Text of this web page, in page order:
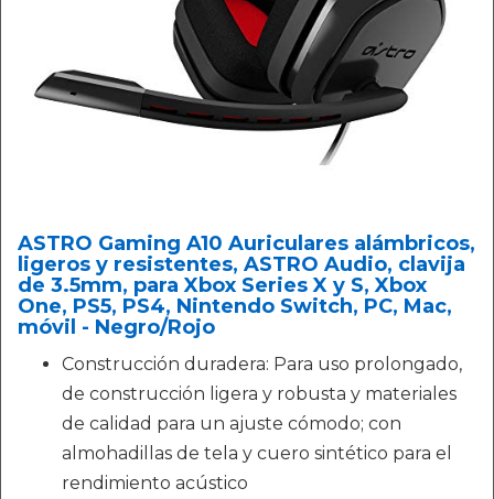
ASTRO Gaming A10 Auriculares alámbricos,
ligeros y resistentes, ASTRO Audio, clavija
de 3.5mm, para Xbox Series X y S, Xbox
One, PS5, PS4, Nintendo Switch, PC, Mac,
móvil - Negro/Rojo
Construcción duradera: Para uso prolongado,
de construcción ligera y robusta y materiales
de calidad para un ajuste cómodo; con
almohadillas de tela y cuero sintético para el
rendimiento acústico